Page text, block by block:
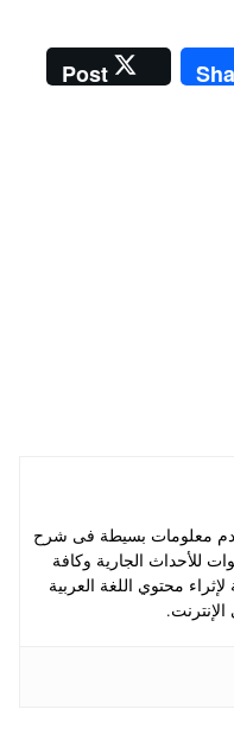
Post
معلومات بسيطة فى شرح
الجارية وكافة
محتوي اللغة العربية